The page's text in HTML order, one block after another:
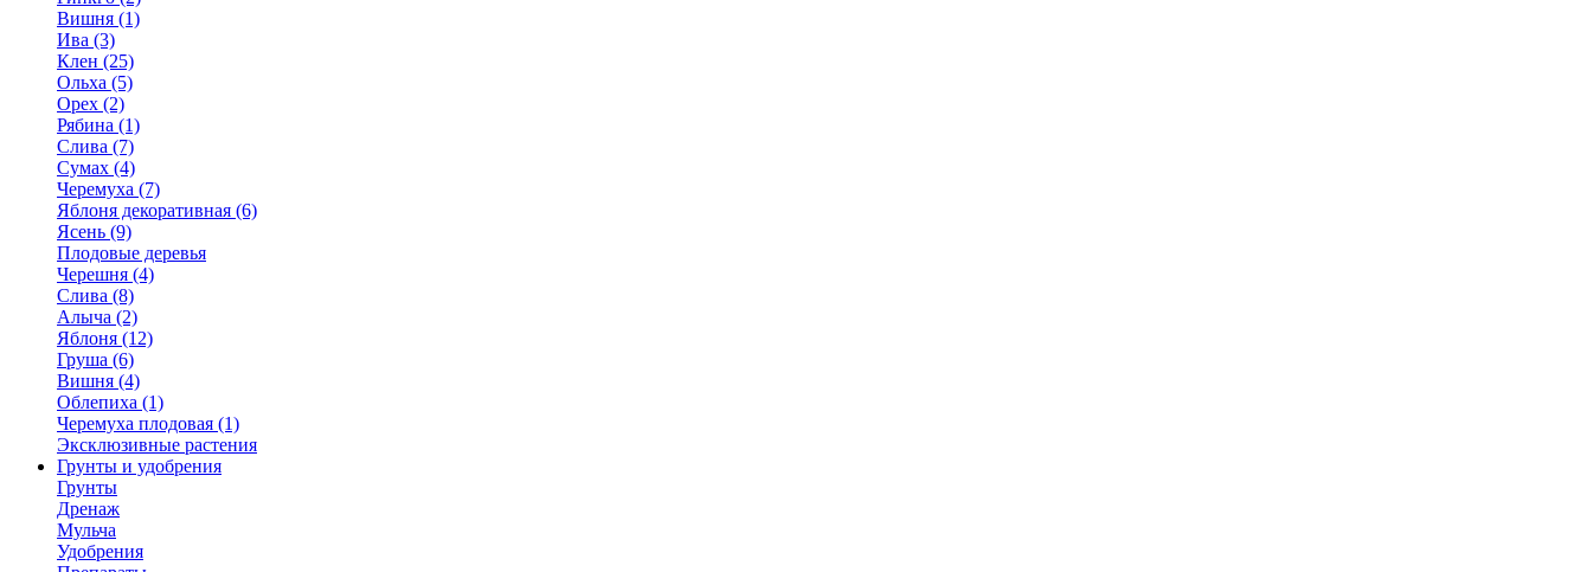
Вишня (1)
Ива (3)
Клен (25)
Ольха (5)
Орех (2)
Рябина (1)
Слива (7)
Сумах (4)
Черемуха (7)
Яблоня декоративная (6)
Ясень (9)
Плодовые деревья
Черешня (4)
Слива (8)
Алыча (2)
Яблоня (12)
Груша (6)
Вишня (4)
Облепиха (1)
Черемуха плодовая (1)
Эксклюзивные растения
Грунты и удобрения
Грунты
Дренаж
Мульча
Удобрения